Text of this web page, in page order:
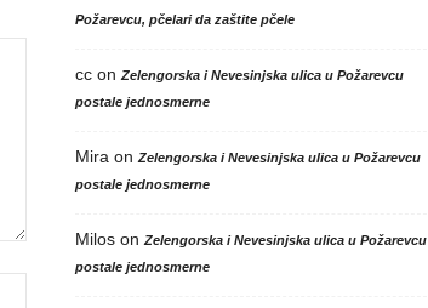
Požarevcu, pčelari da zaštite pčele
ccon Zelengorska i Nevesinjska ulica u Požarevcu
postale jednosmerne
Mira on Zelengorska i Nevesinjska ulica u Požarevcu
postale jednosmerne
Miloson Zelengorska i Nevesinjska ulica u Požarevcu
postale jednosmerne